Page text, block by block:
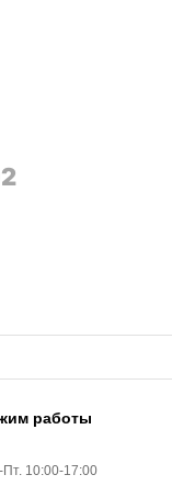
работы
Пт. 10:00-17:00